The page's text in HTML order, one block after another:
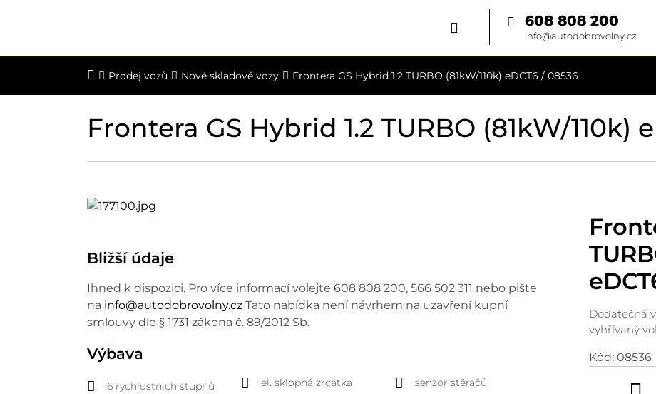
608 808 200
info@autodobrovolny.cz
Prodej vozů Nové skladové vozy Frontera GS Hybrid 1.2 TURBO (81kW/110k) eDCT6 / 08536
Frontera GS Hybrid 1.2 TURBO (81kW/110k)
Dodatečná
vyhřívaný
Kód: 08536
Bližší údaje
Ihned k dispozici. Pro více informací volejte 608 808 200, 566 502 311 nebo pište
na info@autodobrovolny.cz Tato nabídka není návrhem na uzavření kupní
smlouvy dle § 1731 zákona č. 89/2012 Sb.
Výbava
6 rychlostních stupňů
el. sklopná zrcátka
senzor stěračů